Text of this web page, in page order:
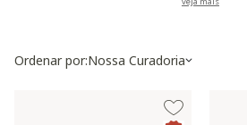
Ordenar por:Nossa Curadoria